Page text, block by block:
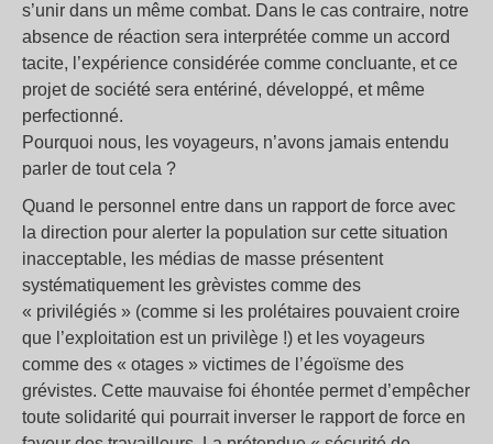
s’unir dans un même combat. Dans le cas contraire, notre
absence de réaction sera interprétée comme un accord
tacite, l’expérience considérée comme concluante, et ce
projet de société sera entériné, développé, et même
perfectionné.
Pourquoi nous, les voyageurs, n’avons jamais entendu
parler de tout cela ?
Quand le personnel entre dans un rapport de force avec
la direction pour alerter la population sur cette situation
inacceptable, les médias de masse présentent
systématiquement les grèvistes comme des
« privilégiés » (comme si les prolétaires pouvaient croire
que l’exploitation est un privilège !) et les voyageurs
comme des « otages » victimes de l’égoïsme des
grévistes. Cette mauvaise foi éhontée permet d’empêcher
toute solidarité qui pourrait inverser le rapport de force en